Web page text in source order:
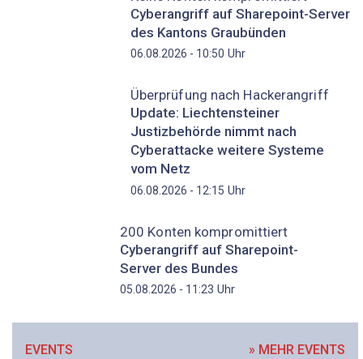
Cyberangriff auf Sharepoint-Server
des Kantons Graubünden
06.08.2026 - 10:50 Uhr
Überprüfung nach Hackerangriff
Update: Liechtensteiner
Justizbehörde nimmt nach
Cyberattacke weitere Systeme
vom Netz
06.08.2026 - 12:15 Uhr
200 Konten kompromittiert
Cyberangriff auf Sharepoint-
Server des Bundes
05.08.2026 - 11:23 Uhr
EVENTS » MEHR EVENTS